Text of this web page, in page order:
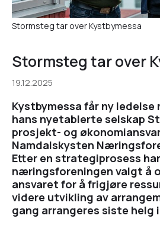
Stormsteg tar over Kystbymessa
Stormsteg tar over
19.12.2025
Kystbymessa får ny ledelse
hans nyetablerte selskap
prosjekt- og
Namdalskysten
Etter en strategiprosess har
næringsforeningen valgt å
ansvaret for å frigjøre
videre utvikling av
gang arrangeres siste helg